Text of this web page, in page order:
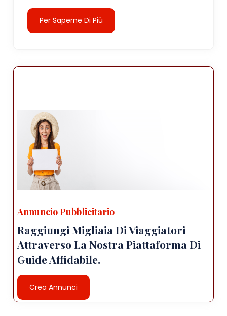
Per Saperne Di Più
Annuncio Pubblicitario
Raggiungi Migliaia Di Viaggiatori
Attraverso La Nostra Piattaforma Di
Guide Affidabile.
Crea Annunci